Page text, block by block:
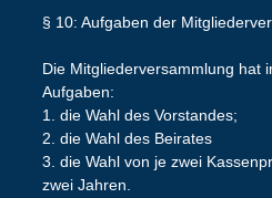
§ 10: Aufgaben der
Die Mitgliederversammlung hat
Aufgaben:
1. die Wahl des Vorstandes;
2. die Wahl des Beirates
3. die Wahl von je zwei
zwei Jahren.